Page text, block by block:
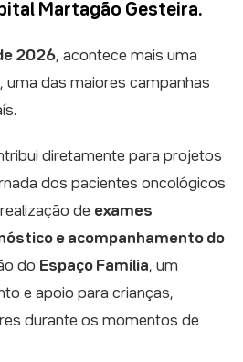
Martagão Gesteira.
2026, acontece mais uma
, uma das maiores campanhas
diretamente para projetos
dos pacientes oncológicos
de exames
e acompanhamento do
do Espaço Família, um
e apoio para crianças,
durante os momentos de